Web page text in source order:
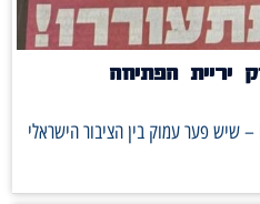
יריית הפתיחה
שיש פער עמוק בין הציבור הישראלי